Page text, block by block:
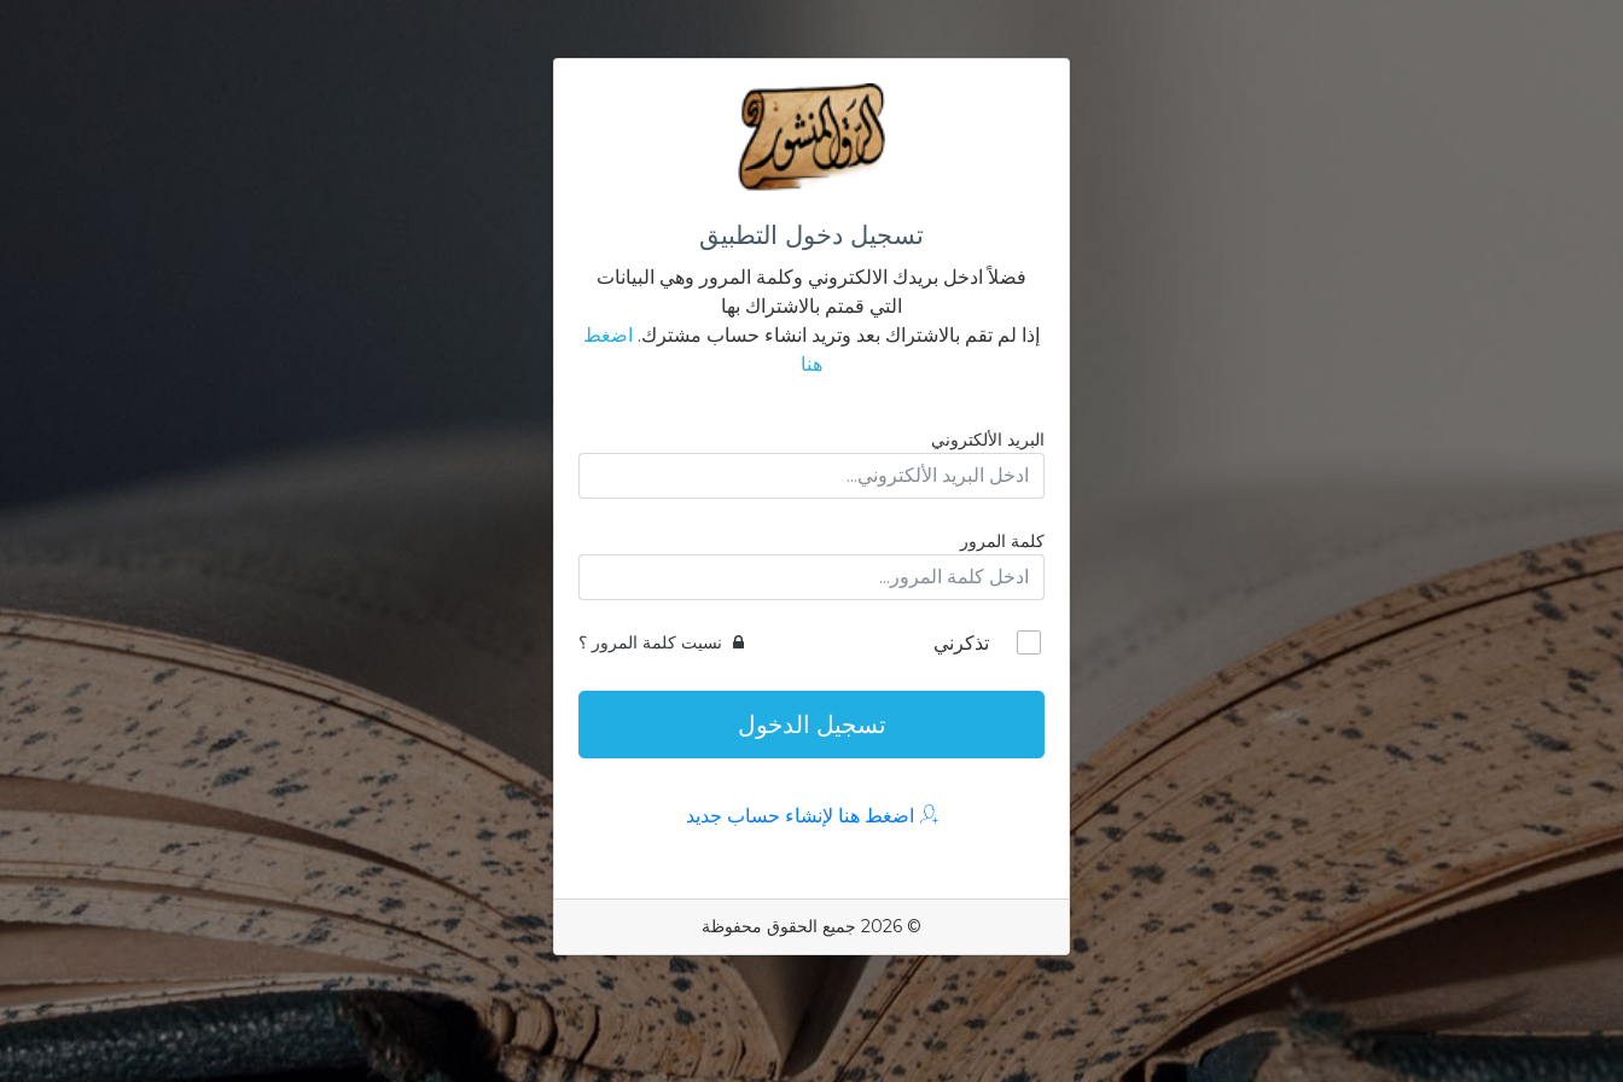
تسجيل دخول التطبيق
فضلاً ادخل بريدك الالكتروني وكلمة المرور وهي البيانات
التي قمتم بالاشتراك بها
إذا لم تقم بالاشتراك بعد وتريد انشاء حساب مشترك. اضغط
هنا
البريد الألكتروني
كلمة المرور
تذكرني نسيت كلمة المرور ؟
تسجيل الدخول
اضغط هنا لإنشاء حساب جديد
© 2026 جميع الحقوق محفوظة